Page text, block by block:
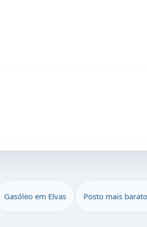
Gasóleo em Elvas Posto mais